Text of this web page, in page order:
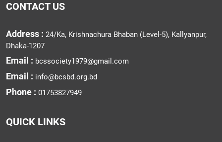
CONTACT US
Address : 24/Ka, Krishnachura Bhaban (Level-5), Kallyanpur,
Dhaka-1207
Email : bcssociety1979@gmail.com
Email : info@bcsbd.org.bd
Phone : 01753827949
QUICK LINKS